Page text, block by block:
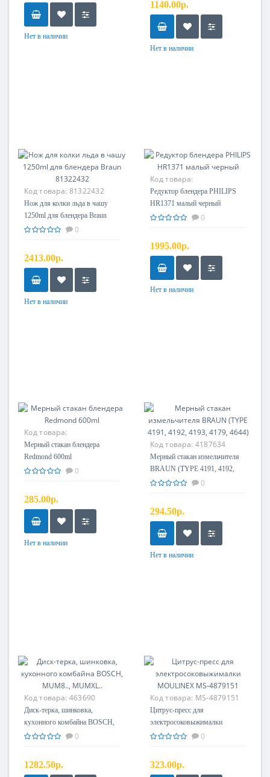
Нет в наличии
1140.00р.
Нет в наличии
Код товара: 81322432
Нож для колки льда в чашу
1250ml для блендера Braun
81322432
0
2413.00р.
Нет в наличии
Код товара:
420303585610
Редуктор блендера PHILIPS
HR1371 малый черный
0
1995.00р.
Нет в наличии
Код товара:
Мерный стакан блендера
Redmond 600ml
0
285.00р.
Нет в наличии
Код товара: 4187634
Мерный стакан измельчителя
BRAUN (TYPE 4191, 4192,
4193, 4179, 4644)
0
294.50р.
Нет в наличии
Код товара: 463690
Диск-терка, шинковка,
кухонного комбайна BOSCH,
MUM8.., MUMXL..
0
1282.50р.
Код товара: MS-4879151
Цитрус-пресс для
электросоковыжималки
MOULINEX MS-4879151
0
323.00р.